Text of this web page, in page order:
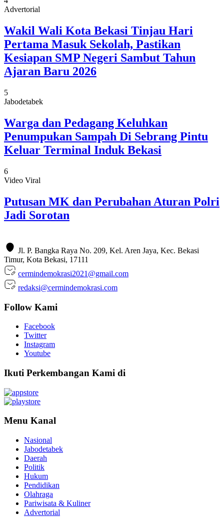
Advertorial
Wakil Wali Kota Bekasi Tinjau Hari
Pertama Masuk Sekolah, Pastikan
Kesiapan SMP Negeri Sambut Tahun
Ajaran Baru 2026
5
Jabodetabek
Warga dan Pedagang Keluhkan
Penumpukan Sampah Di Sebrang Pintu
Keluar Terminal Induk Bekasi
6
Video Viral
Putusan MK dan Perubahan Aturan Polri
Jadi Sorotan
Jl. P. Bangka Raya No. 209, Kel. Aren Jaya, Kec. Bekasi
Timur, Kota Bekasi, 17111
cermindemokrasi2021@gmail.com
redaksi@cermindemokrasi.com
Follow Kami
Facebook
Twitter
Instagram
Youtube
Ikuti Perkembangan Kami di
Menu Kanal
Nasional
Jabodetabek
Daerah
Politik
Hukum
Pendidikan
Olahraga
Pariwisata & Kuliner
Advertorial